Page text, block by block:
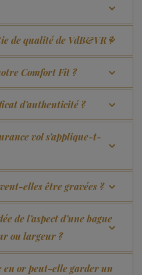
de qualité de VdB&VR ?
Comfort Fit ?
d’authenticité ?
vol s’applique-t-
elles être gravées ?
de l’aspect d’une bague
ou largeur ?
en or peut-elle garder un